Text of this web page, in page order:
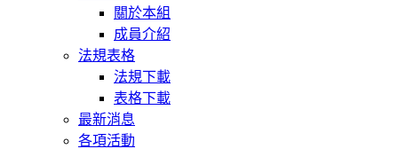
關於本組
成員介紹
法規表格
法規下載
表格下載
最新消息
各項活動